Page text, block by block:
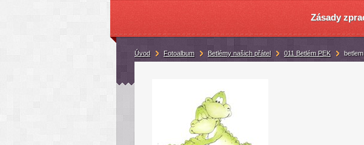
Zásady
Úvod Fotoalbum Betlémy našich přátel 011 Betlém PEK